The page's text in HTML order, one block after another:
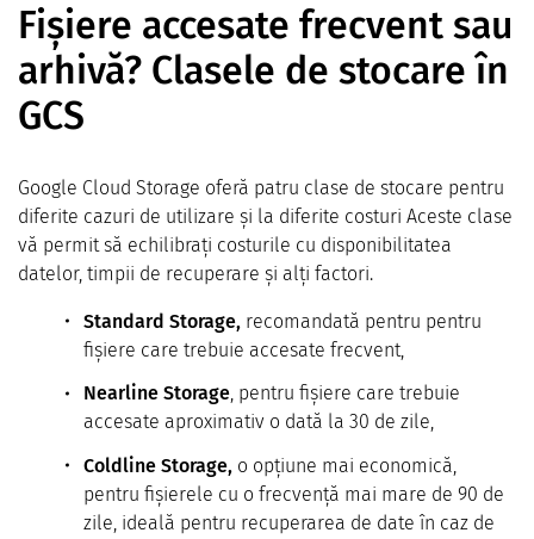
Fișiere accesate frecvent sau
arhivă? Clasele de stocare în
GCS
Google Cloud Storage oferă patru clase de stocare pentru
diferite cazuri de utilizare și la diferite costuri Aceste clase
vă permit să echilibrați costurile cu disponibilitatea
datelor, timpii de recuperare și alți factori.
Standard Storage, recomandată pentru pentru
fișiere care trebuie accesate frecvent,
Nearline Storage, pentru fișiere care trebuie
accesate aproximativ o dată la 30 de zile,
Coldline Storage, o opțiune mai economică,
pentru fișierele cu o frecvență mai mare de 90 de
zile, ideală pentru recuperarea de date în caz de